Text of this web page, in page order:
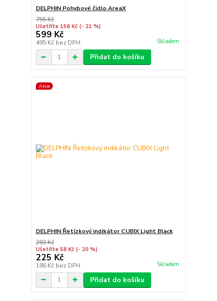
DELPHIN Pohybové čidlo AreaX
755 Kč
Ušetříte 156 Kč (- 21 %)
599 Kč
495 Kč bez DPH Skladem
Přidat do košíku
Akce
DELPHIN Řetízkový indikátor CUBIX Light Black
283 Kč
Ušetříte 58 Kč (- 20 %)
225 Kč
186 Kč bez DPH Skladem
Přidat do košíku